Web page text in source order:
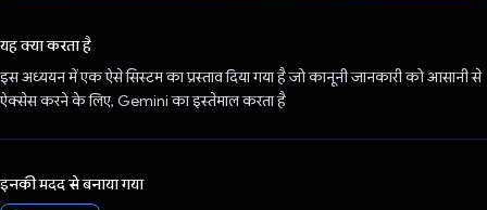
यह क्या करता है
इस अध्ययन में एक ऐसे सिस्टम का प्रस्ताव दिया गया है जो कानूनी जानकारी को आसानी से
ऐक्सेस करने के लिए, Gemini का इस्तेमाल करता है
इनकी मदद से बनाया गया